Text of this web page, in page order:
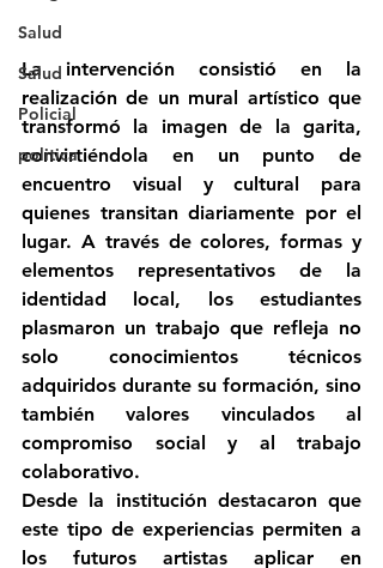
Salud
Salud
Policial
politica
La intervención consistió en la
realización de un mural artístico que
transformó la imagen de la garita,
convirtiéndola en un punto de
encuentro visual y cultural para
quienes transitan diariamente por el
lugar. A través de colores, formas y
elementos representativos de la
identidad local, los estudiantes
plasmaron un trabajo que refleja no
solo conocimientos técnicos
adquiridos durante su formación, sino
también valores vinculados al
compromiso social y al trabajo
colaborativo.
Desde la institución destacaron que
este tipo de experiencias permiten a
los futuros artistas aplicar en